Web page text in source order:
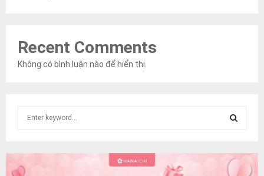
Recent Comments
Không có bình luận nào để hiển thị.
h
E